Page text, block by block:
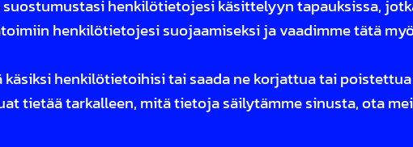
henkilötietojesi käsittelyyn tapauksissa,
henkilötietojesi suojaamiseksi ja vaadimme tätä
henkilötietoihisi tai saada ne korjattua tai
tietää tarkalleen, mitä tietoja säilytämme sinusta, ota